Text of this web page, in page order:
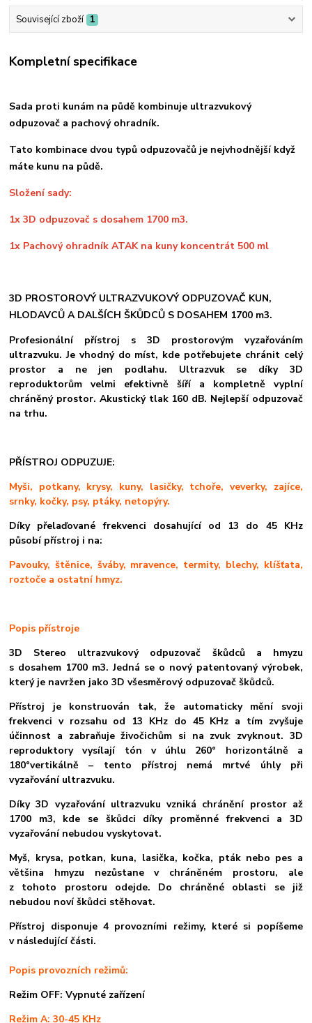
Související zboží 1
Kompletní specifikace
Sada proti kunám na půdě kombinuje ultrazvukový
odpuzovač a pachový ohradník.
Tato kombinace dvou typů odpuzovačů je nejvhodnější když
máte kunu na půdě.
Složení sady:
1x 3D odpuzovač s dosahem 1700 m3.
1x Pachový ohradník ATAK na kuny koncentrát 500 ml
3D PROSTOROVÝ ULTRAZVUKOVÝ ODPUZOVAČ KUN,
HLODAVCŮ A DALŠÍCH ŠKŮDCŮ S DOSAHEM 1700 m3.
Profesionální přístroj s 3D prostorovým vyzařováním
ultrazvuku. Je vhodný do míst, kde potřebujete chránit celý
prostor a ne jen podlahu. Ultrazvuk se díky 3D
reproduktorům velmi efektivně šíří a kompletně vyplní
chráněný prostor. Akustický tlak 160 dB. Nejlepší odpuzovač
na trhu.
PŘÍSTROJ ODPUZUJE:
Myši, potkany, krysy, kuny, lasičky, tchoře, veverky, zajíce,
srnky, kočky, psy, ptáky, netopýry.
Díky přelaďované frekvenci dosahující od 13 do 45 KHz
působí přístroj i na:
Pavouky, štěnice, šváby, mravence, termity, blechy, klíšťata,
roztoče a ostatní hmyz.
Popis přístroje
3D Stereo ultrazvukový odpuzovač škůdců a hmyzu
s dosahem 1700 m3. Jedná se o nový patentovaný výrobek,
který je navržen jako 3D všesměrový odpuzovač škůdců.
Přístroj je konstruován tak, že automaticky mění svoji
frekvenci v rozsahu od 13 KHz do 45 KHz a tím zvyšuje
účinnost a zabraňuje živočichům si na zvuk zvyknout. 3D
reproduktory vysílají tón v úhlu 260° horizontálně a
180°vertikálně – tento přístroj nemá mrtvé úhly při
vyzařování ultrazvuku.
Díky 3D vyzařování ultrazvuku vzniká chránění prostor až
1700 m3, kde se škůdci díky proměnné frekvenci a 3D
vyzařování nebudou vyskytovat.
Myš, krysa, potkan, kuna, lasička, kočka, pták nebo pes a
většina hmyzu nezůstane v chráněném prostoru, ale
z tohoto prostoru odejde. Do chráněné oblasti se již
nebudou noví škůdci stěhovat.
Přístroj disponuje 4 provozními režimy, které si popíšeme
v následující části.
Popis provozních režimů:
Režim OFF: Vypnuté zařízení
Režim A: 30-45 KHz